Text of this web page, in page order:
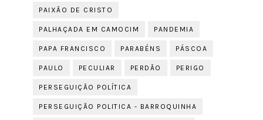
PAIXÃO DE CRISTO
PALHAÇADA EM CAMOCIM PANDEMIA
PAPA FRANCISCO PARABÉNS PÁSCOA
PAULO PECULIAR PERDÃO PERIGO
PERSEGUIÇÃO POLÍTICA
PERSEGUIÇÃO POLITICA - BARROQUINHA